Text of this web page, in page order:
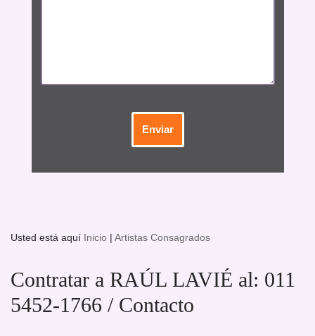
Usted está aquí Inicio | Artistas Consagrados
Contratar a RAÚL LAVIÉ al: 011
5452-1766 / Contacto